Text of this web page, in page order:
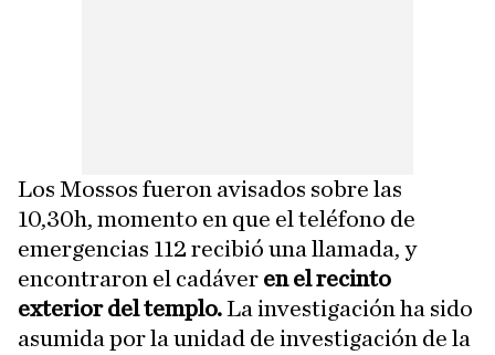
Los Mossos fueron avisados sobre las
10,30h, momento en que el teléfono de
emergencias 112 recibió una llamada, y
encontraron el cadáver en el recinto
exterior del templo.La investigación ha sido
asumida por la unidad de investigación de la